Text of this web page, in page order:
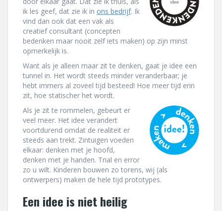
ik les geef, dat zie ik in ons bedrijf. Ik
vind dan ook dat een vak als
creatief consultant (concepten
bedenken maar nooit zelf iets maken) op zijn minst
opmerkelijk is.
Want als je alleen maar zit te denken, gaat je idee een
tunnel in. Het wordt steeds minder veranderbaar; je
hebt immers al zoveel tijd besteed! Hoe meer tijd erin
zit, hoe statischer het wordt.
Als je zit te rommelen, gebeurt er
veel meer. Het idee verandert
voortdurend omdat de realiteit er
steeds aan trekt. Zintuigen voeden
elkaar: denken met je hoofd,
denken met je handen. Trial en error
zo u wilt. Kinderen bouwen zo torens, wij (als
ontwerpers) maken de hele tijd prototypes.
Een idee is niet heilig